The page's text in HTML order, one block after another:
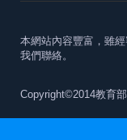
本網站內容豐富，雖
我們聯絡。
Copyright©2014教育部